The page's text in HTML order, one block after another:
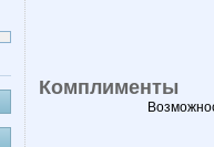
Комплименты